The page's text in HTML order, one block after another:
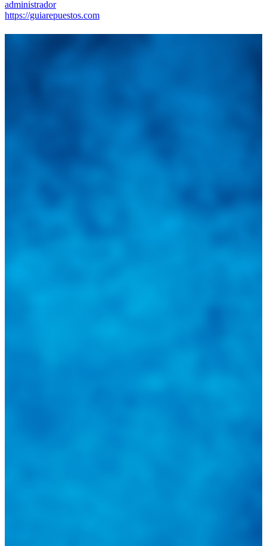
administrador
https://guiarepuestos.com